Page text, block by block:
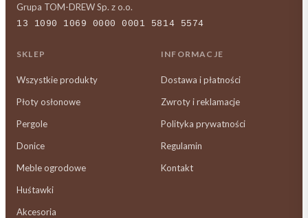
Grupa TOM-DREW Sp. z o.o.
13 1090 1069 0000 0001 5814 5574
SKLEP
Wszystkie produkty
Płoty osłonowe
Pergole
Donice
Meble ogrodowe
Huśtawki
Akcesoria
INFORMACJE
Dostawa i płatności
Zwroty i reklamacje
Polityka prywatności
Regulamin
Kontakt